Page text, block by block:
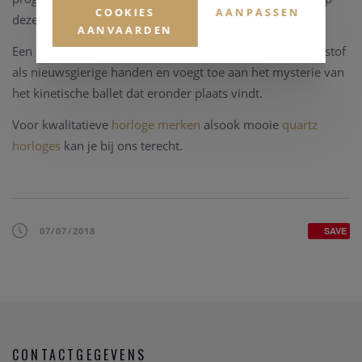
deze Planet watchwinder met dubbele as.
Een elegante koepel beschermt het horloge zowel tegen stof
als nieuwsgierige handen en voegt toe aan het mysterie van
het kinetische ballet dat eronder plaats vindt.
Voor kwalitatieve horloge merken alsook mooie quartz
horloges kan je bij ons terecht.
07/07/2018 SAVE
CONTACTGEGEVENS
COOKIES
AANVAARDEN
AANPASSEN